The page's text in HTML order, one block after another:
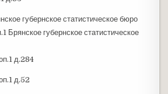
губернское статистическое бюро
Брянское губернское статистическое
д.284
д.52